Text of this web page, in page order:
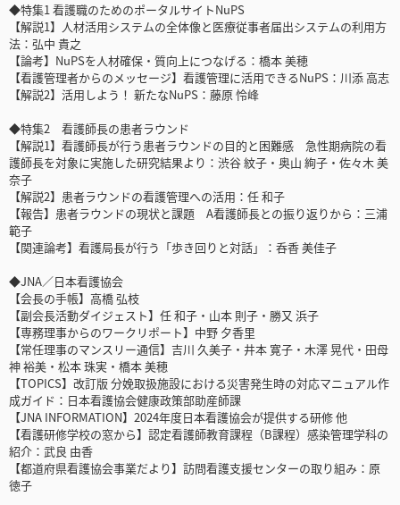
◆特集1 看護職のためのポータルサイトNuPS
【解説1】人材活用システムの全体像と医療従事者届出システムの利用方
法：弘中 貴之
【論考】NuPSを人材確保・質向上につなげる：橋本 美穂
【看護管理者からのメッセージ】看護管理に活用できるNuPS：川添 高志
【解説2】活用しよう！ 新たなNuPS：藤原 怜峰
◆特集2 看護師長の患者ラウンド
【解説1】看護師長が行う患者ラウンドの目的と困難感 急性期病院の看
護師長を対象に実施した研究結果より：渋谷 紋子・奥山 絢子・佐々木 美
奈子
【解説2】患者ラウンドの看護管理への活用：任 和子
【報告】患者ラウンドの現状と課題 A看護師長との振り返りから：三浦
範子
【関連論考】看護局長が行う「歩き回りと対話」：呑香 美佳子
◆JNA／日本看護協会
【会長の手帳】高橋 弘枝
【副会長活動ダイジェスト】任 和子・山本 則子・勝又 浜子
【専務理事からのワークリポート】中野 夕香里
【常任理事のマンスリー通信】吉川 久美子・井本 寛子・木澤 晃代・田母
神 裕美・松本 珠実・橋本 美穂
【TOPICS】改訂版 分娩取扱施設における災害発生時の対応マニュアル作
成ガイド：日本看護協会健康政策部助産師課
【JNA INFORMATION】2024年度日本看護協会が提供する研修 他
【看護研修学校の窓から】認定看護師教育課程（B課程）感染管理学科の
紹介：武良 由香
【都道府県看護協会事業だより】訪問看護支援センターの取り組み：原
徳子